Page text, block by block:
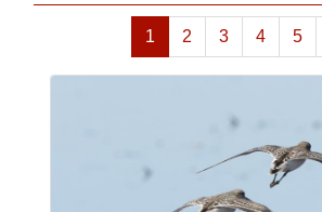
1 2 3 4 5